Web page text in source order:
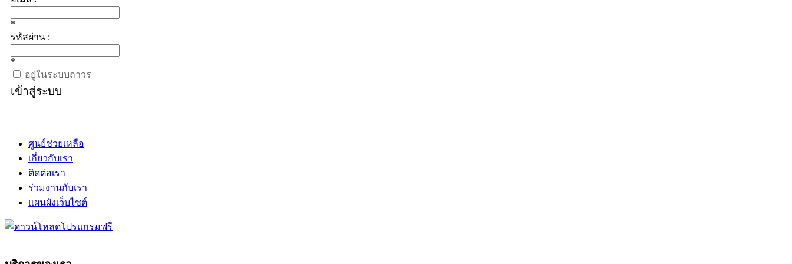
*
รหัสผ่าน :
*
อยู่ในระบบถาวร
เข้าสู่ระบบ
ศูนย์ช่วยเหลือ
เกี่ยวกับเรา
ติดต่อเรา
ร่วมงานกับเรา
แผนผังเว็บไซต์